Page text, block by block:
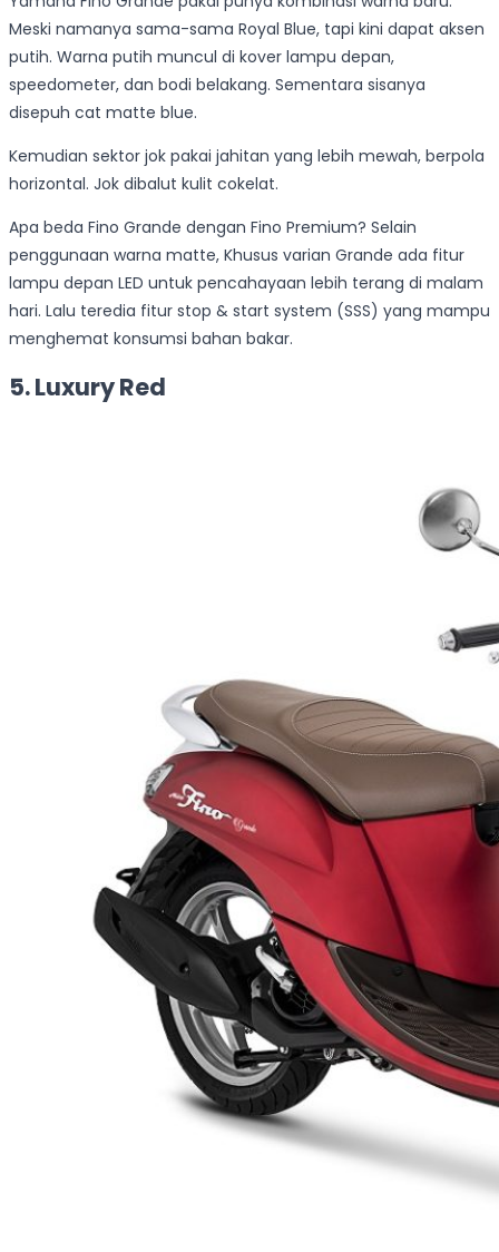
Meski namanya sama-sama Royal Blue, tapi kini dapat aksen
putih. Warna putih muncul di kover lampu depan,
speedometer, dan bodi belakang. Sementara sisanya
disepuh cat matte blue.
Kemudian sektor jok pakai jahitan yang lebih mewah, berpola
horizontal. Jok dibalut kulit cokelat.
Apa beda Fino Grande dengan Fino Premium? Selain
penggunaan warna matte, Khusus varian Grande ada fitur
lampu depan LED untuk pencahayaan lebih terang di malam
hari. Lalu teredia fitur stop & start system (SSS) yang mampu
menghemat konsumsi bahan bakar.
5. Luxury Red